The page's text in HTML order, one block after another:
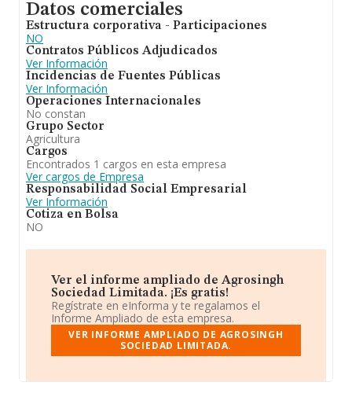
Datos comerciales
Estructura corporativa - Participaciones
NO
Contratos Públicos Adjudicados
Ver Información
Incidencias de Fuentes Públicas
Ver Información
Operaciones Internacionales
No constan
Grupo Sector
Agricultura
Cargos
Encontrados 1 cargos en esta empresa
Ver cargos de Empresa
Responsabilidad Social Empresarial
Ver Información
Cotiza en Bolsa
NO
Ver el informe ampliado de Agrosingh
Sociedad Limitada. ¡Es gratis!
Regístrate en eInforma y te regalamos el
Informe Ampliado de esta empresa.
VER INFORME AMPLIADO DE AGROSINGH
SOCIEDAD LIMITADA.